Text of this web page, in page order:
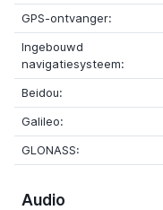
GPS-ontvanger:
Ingebouwd
navigatiesysteem:
Beidou:
Galileo:
GLONASS:
Audio